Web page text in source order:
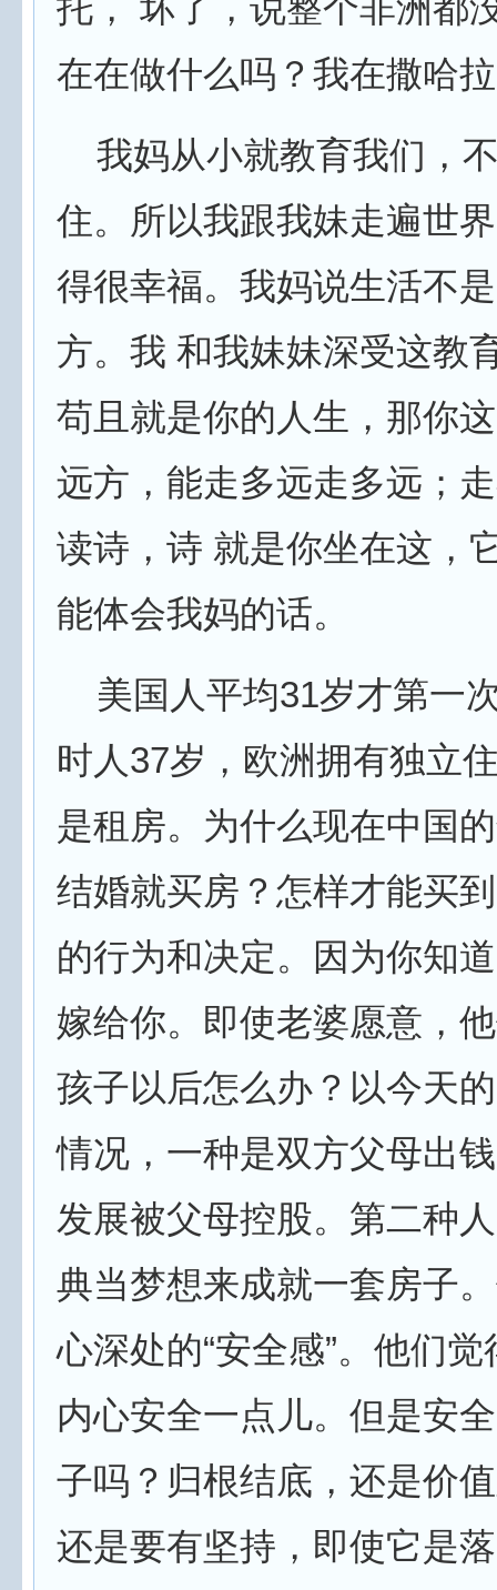
托， 坏了，说整个非洲都
在在做什么吗？我在撒哈
我妈从小就教育我们，
住。所以我跟我妹走遍世
得很幸福。我妈说生活不
方。我 和我妹妹深受这教
苟且就是你的人生，那你
远方，能走多远走多远；
读诗，诗 就是你坐在这，
能体会我妈的话。
美国人平均31岁才第一
时人37岁，欧洲拥有独立
是租房。为什么现在中国
结婚就买房？怎样才能买
的行为和决定。因为你知
嫁给你。即使老婆愿意，
孩子以后怎么办？以今天
情况，一种是双方父母出
发展被父母控股。第二种
典当梦想来成就一套房子
心深处的“安全感”。他们
内心安全一点儿。但是安
子吗？归根结底，还是价
还是要有坚持，即使它是